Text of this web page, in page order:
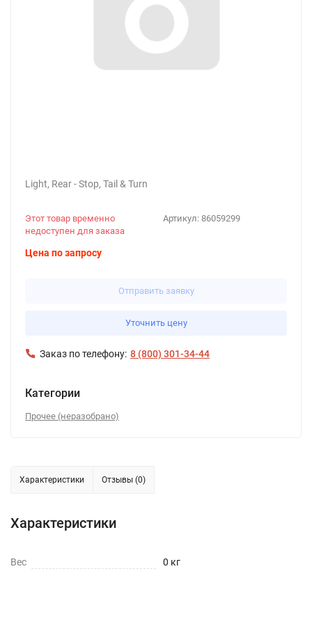
Light, Rear - Stop, Tail & Turn
Артикул: 86059299
Этот товар временно
недоступен для заказа
Цена по запросу
Отправить заявку
Уточнить цену
Заказ по телефону: 8 (800) 301-34-44
Категории
Прочее (неразобрано)
Характеристики Отзывы (0)
Характеристики
Вес 0 кг